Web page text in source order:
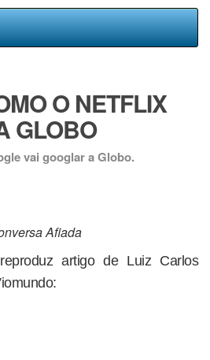
O NETFLIX
GLOBO
vai googlar a Globo.
Afiada
artigo de Luiz Carlos